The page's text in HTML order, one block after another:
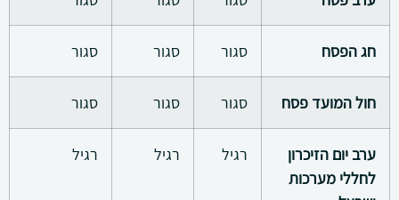
חג הפסח סגור סגור סגור
חול המועד פסח סגור סגור סגור
ערב יום הזיכרון
לחללי מערכות
רגיל רגיל רגיל